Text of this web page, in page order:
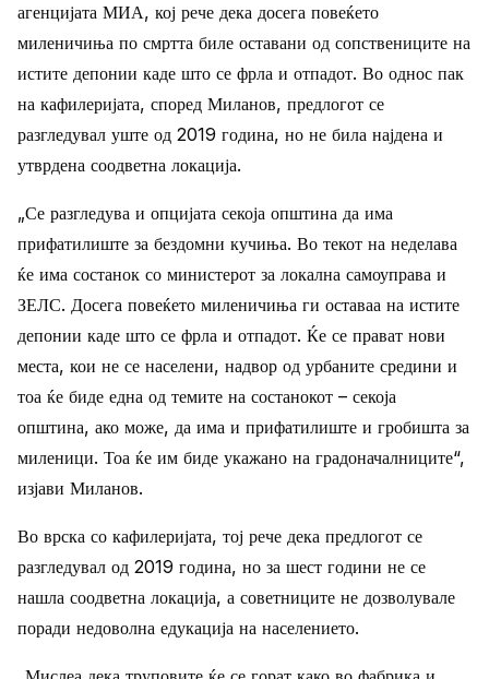
агенцијата МИА, кој рече дека досега повеќето
миленичиња по смртта биле оставани од сопствениците на
истите депонии каде што се фрла и отпадот. Во однос пак
на кафилеријата, според Миланов, предлогот се
разгледувал уште од 2019 година, но не била најдена и
утврдена соодветна локација.
„Се разгледува и опцијата секоја општина да има
прифатилиште за бездомни кучиња. Во текот на неделава
ќе има состанок со министерот за локална самоуправа и
ЗЕЛС. Досега повеќето миленичиња ги оставаа на истите
депонии каде што се фрла и отпадот. Ќе се прават нови
места, кои не се населени, надвор од урбаните средини и
тоа ќе биде една од темите на состанокот – секоја
општина, ако може, да има и прифатилиште и гробишта за
миленици. Тоа ќе им биде укажано на градоначалниците“,
изјави Миланов.
Во врска со кафилеријата, тој рече дека предлогот се
разгледувал од 2019 година, но за шест години не се
нашла соодветна локација, а советниците не дозволувале
поради недоволна едукација на населението.